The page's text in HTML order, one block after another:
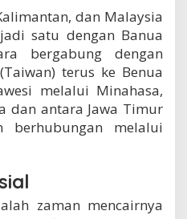
dan Malaysia
satu dengan Banua
bergabung dengan
terus ke Benua
melalui Minahasa,
dan antara Jawa Timur
berhubungan melalui
zaman mencairnya